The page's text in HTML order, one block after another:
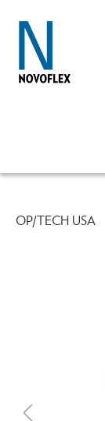
OP/TECH USA